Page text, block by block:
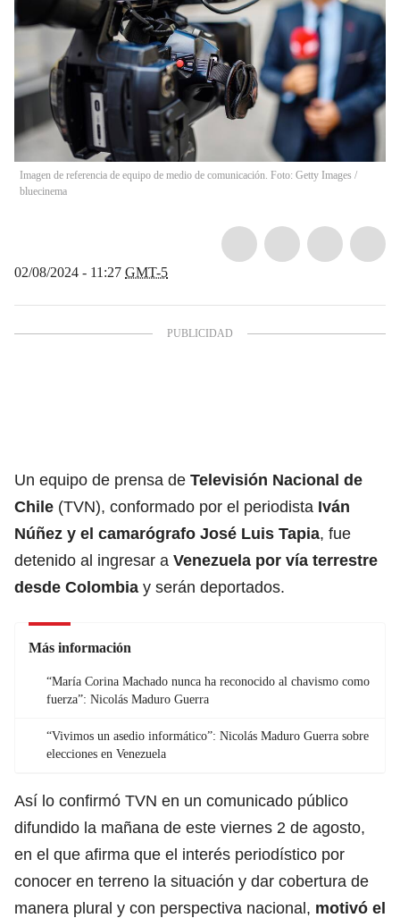
Imagen de referencia de equipo de medio de comunicación. Foto: Getty Images /
bluecinema
02/08/2024 - 11:27 GMT-5
Un equipo de prensa de Televisión Nacional de
Chile (TVN), conformado por el periodista Iván
Núñez y el camarógrafo José Luis Tapia, fue
detenido al ingresar a Venezuela por vía terrestre
desde Colombia y serán deportados.
Más información
“María Corina Machado nunca ha reconocido al chavismo como
fuerza”: Nicolás Maduro Guerra
“Vivimos un asedio informático”: Nicolás Maduro Guerra sobre
elecciones en Venezuela
Así lo confirmó TVN en un comunicado público
difundido la mañana de este viernes 2 de agosto,
en el que afirma que el interés periodístico por
conocer en terreno la situación y dar cobertura de
manera plural y con perspectiva nacional, motivó el